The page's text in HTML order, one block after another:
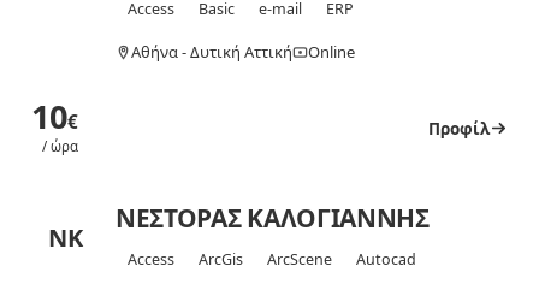
Access Basic e-mail ERP
Αθήνα - Δυτική Αττική Online
10€
/ ώρα
Προφίλ
ΝΚ
ΝΕΣΤΟΡΑΣ ΚΑΛΟΓΙΑΝΝΗΣ
Access ArcGis ArcScene Autocad